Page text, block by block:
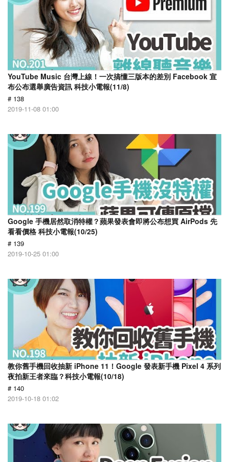
YouTube Music 台灣上線！一次搞懂三版本的差別 Facebook 宣
布公布選舉廣告資訊 科技小電報(11/8)
# 138
2019-11-08 01:00
Google 手機居然取消特權？蘋果發表會即將公布想買 AirPods 先
看看價格 科技小電報(10/25)
# 139
2019-10-25 01:00
教你舊手機回收抽新 iPhone 11！Google 發表新手機 Pixel 4 系列
夜拍新王者來臨？科技小電報(10/18)
# 140
2019-10-18 01:02